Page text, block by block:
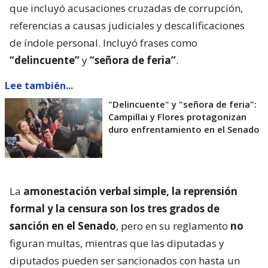
que incluyó acusaciones cruzadas de corrupción,
referencias a causas judiciales y descalificaciones
de índole personal. Incluyó frases como
“delincuente”y“señora de feria”.
Lee también...
"Delincuente" y "señora de feria":
Campillai y Flores protagonizan
duro enfrentamiento en el Senado
La amonestación verbal simple, la reprensión
formal y la censura son los tres grados de
sanción en el Senado, pero en su reglamento no
figuran multas, mientras que las diputadas y
diputados pueden ser sancionados con hasta un